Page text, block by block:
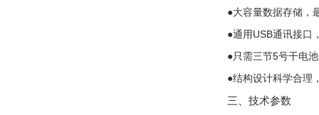
●大容量数据存储，
●通用USB通讯接口
●只需三节5号干电
●结构设计科学合理
三、技术参数